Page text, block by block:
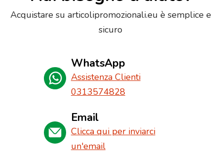
Acquistare su articolipromozionali.eu è semplice e
sicuro
WhatsApp
Assistenza Clienti
0313574828
Email
Clicca qui per inviarci
un'email